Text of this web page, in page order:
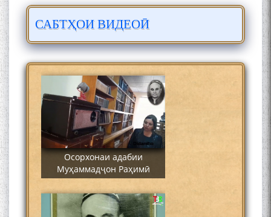
САБТҲОИ ВИДЕОӢ
Сайре дар Осорхона
Муҳаммадҷон Раҳимӣ
Осорхонаи адабии
Муҳаммадҷон Раҳимӣ